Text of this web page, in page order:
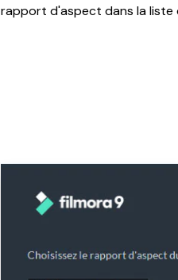
rapport d'aspect dans la liste